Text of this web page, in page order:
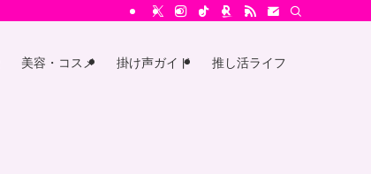
美容・コスメ 掛け声ガイド 推し活ライフ